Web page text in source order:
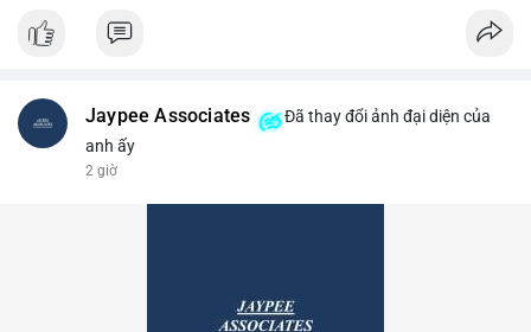
Jaypee Associates
Đã thay đổi ảnh đại diện của
anh ấy
2 giờ